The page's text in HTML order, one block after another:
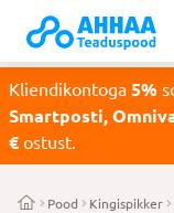
Kliendikontoga 5%
Smartposti,
€ ostust.
Pood Kingispikker